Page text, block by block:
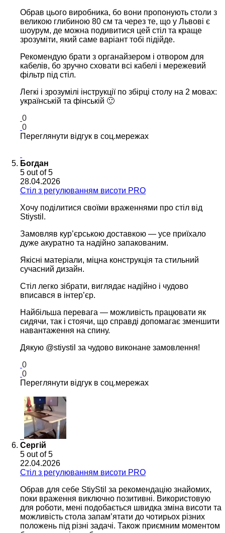
Обрав цього виробника, бо вони пропонують столи з
великою глибиною 80 см та через те, що у Львові є
шоурум, де можна подивитися цей стіл та краще
зрозуміти, який саме варіант тобі підійде.
Рекомендую брати з органайзером і отвором для
кабелів, бо зручно сховати всі кабелі і мережевий
фільтр під стіл.
Легкі і зрозумілі інструкції по збірці столу на 2 мовах:
українській та фінській 🙂
0
0
Переглянути відгук в соц.мережах
Богдан
5 out of 5
28.04.2026
Cтіл з регулюванням висоти PRO
Хочу поділитися своїми враженнями про стіл від
Stiystil.
Замовляв кур’єрською доставкою — усе приїхало
дуже акуратно та надійно запакованим.
Якісні матеріали, міцна конструкція та стильний
сучасний дизайн.
Стіл легко зібрати, виглядає надійно і чудово
вписався в інтер’єр.
Найбільша перевага — можливість працювати як
сидячи, так і стоячи, що справді допомагає зменшити
навантаження на спину.
Дякую @stiystil за чудово виконане замовлення!
0
0
Переглянути відгук в соц.мережах
Сергій
5 out of 5
22.04.2026
Cтіл з регулюванням висоти PRO
Обрав для себе StiyStil за рекомендацію знайомих,
поки враження виключно позитивні. Використовую
для роботи, мені подобається швидка зміна висоти та
можливість стола запамʼятати до чотирьох різних
положень під різні задачі. Також приємним моментом